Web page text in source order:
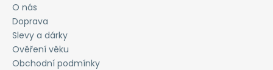
O nás
Doprava
Slevy a dárky
Ověření věku
Obchodní podmínky